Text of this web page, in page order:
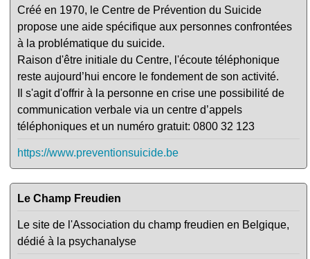
Créé en 1970, le Centre de Prévention du Suicide
propose une aide spécifique aux personnes confrontées
à la problématique du suicide.
Raison d'être initiale du Centre, l'écoute téléphonique
reste aujourd’hui encore le fondement de son activité.
Il s'agit d'offrir à la personne en crise une possibilité de
communication verbale via un centre d’appels
téléphoniques et un numéro gratuit: 0800 32 123
https://www.preventionsuicide.be
Le Champ Freudien
Le site de l'Association du champ freudien en Belgique,
dédié à la psychanalyse